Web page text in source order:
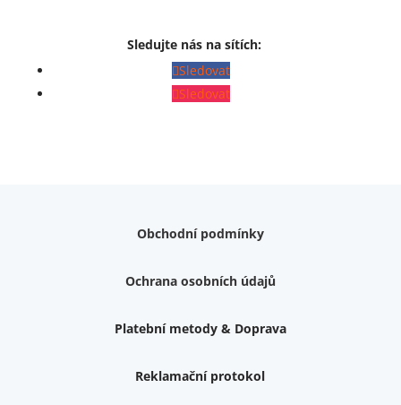
Sledujte nás na sítích:
Sledovat
Sledovat
Obchodní podmínky
Ochrana osobních údajů
Platební metody & Doprava
Reklamační protokol